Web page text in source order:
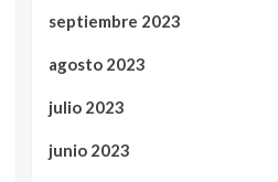
septiembre 2023
agosto 2023
julio 2023
junio 2023